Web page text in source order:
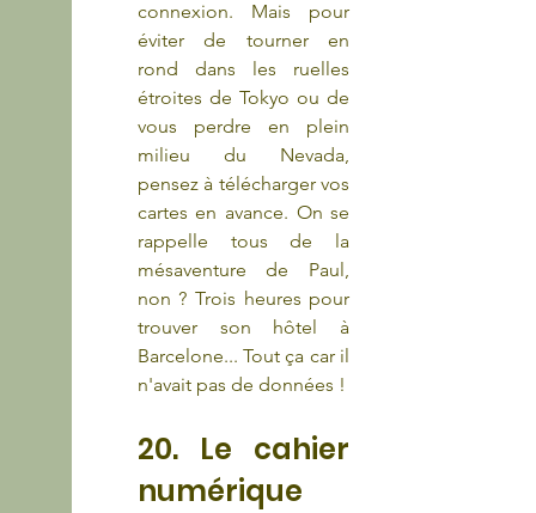
connexion. Mais pour
éviter de tourner en
rond dans les ruelles
étroites de Tokyo ou de
vous perdre en plein
milieu du Nevada,
pensez à télécharger vos
cartes en avance. On se
rappelle tous de la
mésaventure de Paul,
non ? Trois heures pour
trouver son hôtel à
Barcelone... Tout ça car il
n'avait pas de données !
20. Le cahier
numérique